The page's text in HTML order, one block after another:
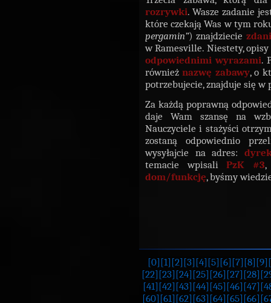
rozrywki. Wasze zadanie
które czekają Was w tym
pergamin”) znajdziecie
w Ramesville. Niestety,
odpowiednimi wyrazami.
równieżnazwę zabawy, o
potrzebujecie, znajduje się w
Za każdą poprawną
daje Wam szansę na
Nauczyciele i stażyści
zostaną odpowiednio
wysyłajcie na adres:
temacie wpisali PzK #3
dom/funkcję, byśmy
[0] [1] [2] [3] [4] [5] [6] [7] [8] [9]
[22] [23] [24] [25] [26] [27] [28]
[41] [42] [43] [44] [45] [46] [47]
[60] [61] [62] [63] [64] [65] [66]